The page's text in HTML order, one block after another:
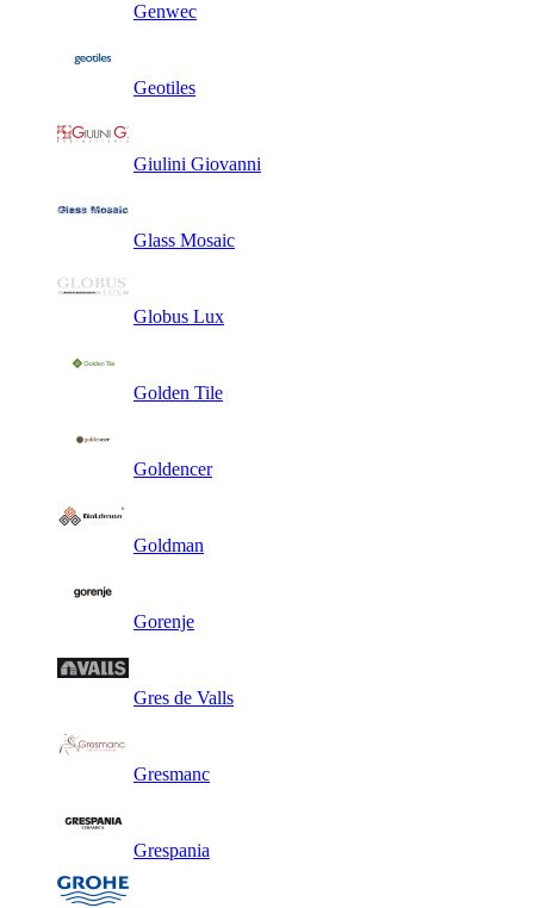
Genwec
Geotiles
Giulini Giovanni
Glass Mosaic
Globus Lux
Golden Tile
Goldencer
Goldman
Gorenje
Gres de Valls
Gresmanc
Grespania